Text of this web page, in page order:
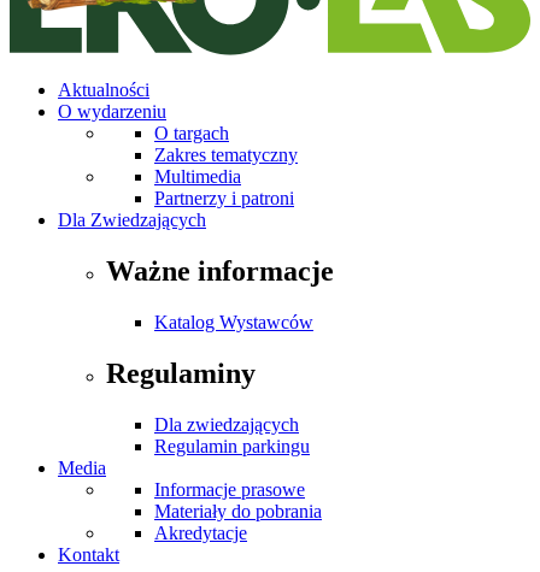
Aktualności
O wydarzeniu
O targach
Zakres tematyczny
Multimedia
Partnerzy i patroni
Dla Zwiedzających
Ważne informacje
Katalog Wystawców
Regulaminy
Dla zwiedzających
Regulamin parkingu
Media
Informacje prasowe
Materiały do pobrania
Akredytacje
Kontakt